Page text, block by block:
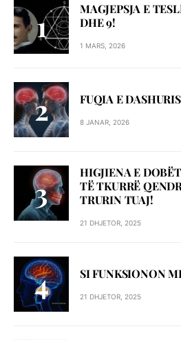
MAGJEPSJA E
DHE 9!
1 MARS, 2026
FUQIA E
8 JANAR, 2026
HIGJIENA E
TË TKURRË
TRURIN TUAJ!
21 DHJETOR, 2025
SI FUNKSIONON
21 DHJETOR, 2025